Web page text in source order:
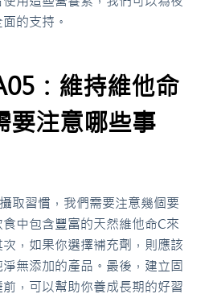
的支持。
：維持維他命
要注意哪些事
取習慣，我們需要注意幾個要
中包含豐富的天然維他命C來
，如果你選擇補充劑，則應該
無添加的產品。最後，建立固
，可以幫助你養成長期的好習